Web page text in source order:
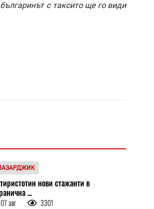
българинът с таксито ще го види
нови стажанти в
...
07 авг 3301